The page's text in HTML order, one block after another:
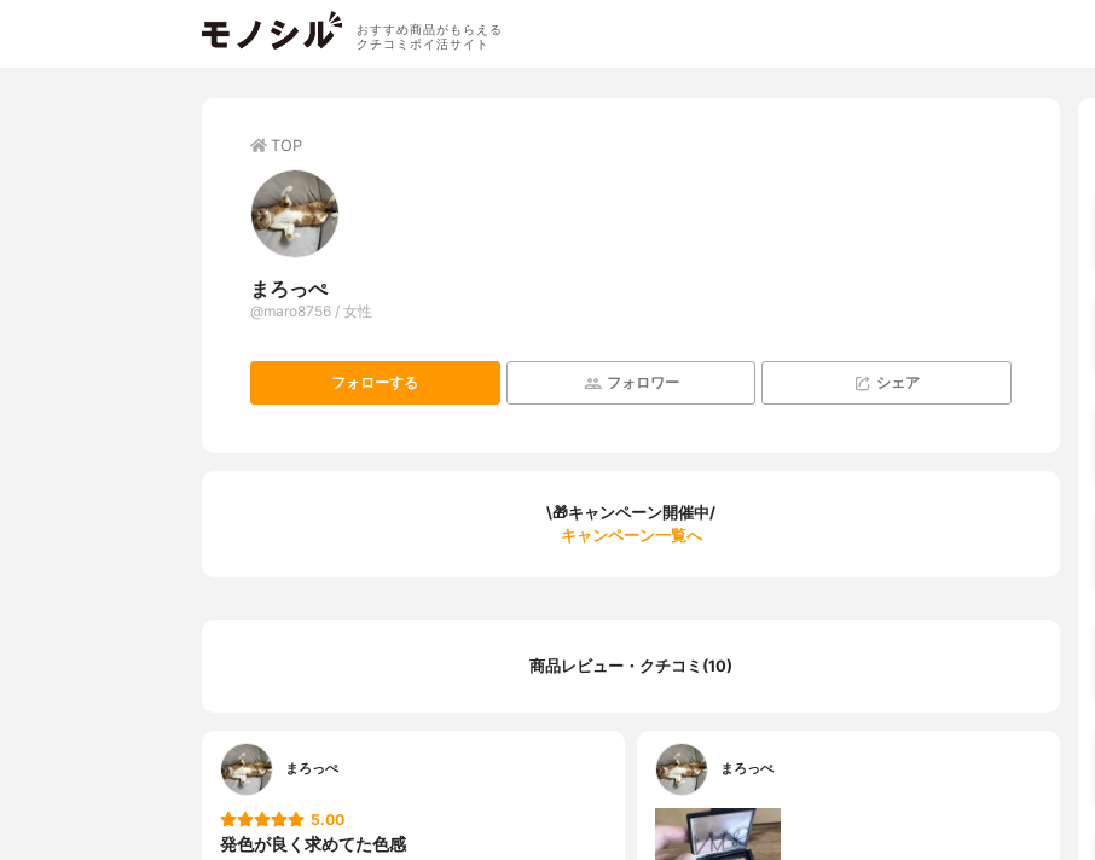
おすすめ商品がもらえる
クチコミポイ活サイト
TOP
まろっぺ
@maro8756 / 女性
フォローする フォロワー シェア
\🎁キャンペーン開催中/
キャンペーン一覧へ
商品レビュー・クチコミ(10)
まろっぺ
5.00
発色が良く求めてた色感
まろっぺ